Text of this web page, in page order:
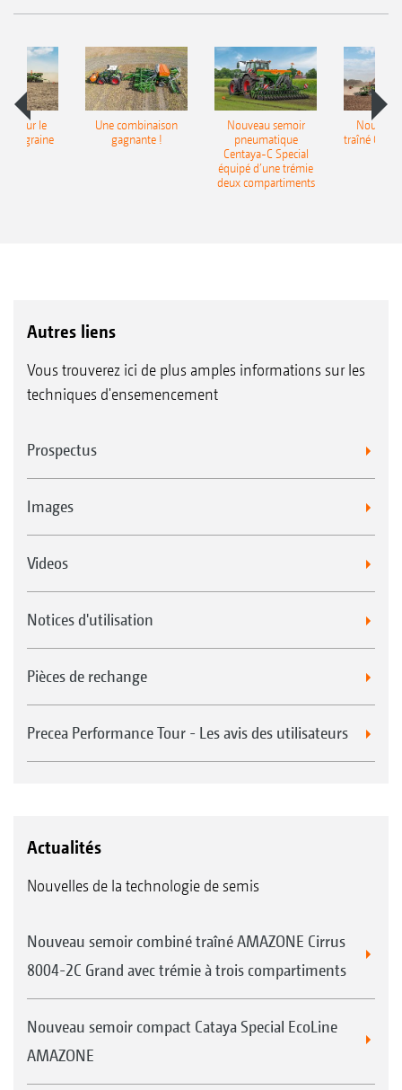
pour le
Une combinaison
gagnante !
Nouveau semoir
pneumatique
Centaya-C Special
équipé d’une trémie
deux compartiments
traîné
Autres liens
Vous trouverez ici de plus amples informations sur les
techniques d'ensemencement
Prospectus
Images
Videos
Notices d'utilisation
Pièces de rechange
Precea Performance Tour - Les avis des utilisateurs
Actualités
Nouvelles de la technologie de semis
Nouveau semoir combiné traîné AMAZONE Cirrus
8004-2C Grand avec trémie à trois compartiments
Nouveau semoir compact Cataya Special EcoLine
AMAZONE